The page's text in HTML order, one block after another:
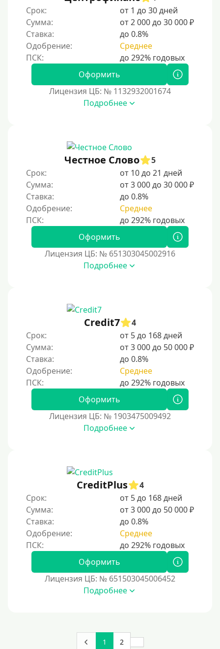
300000 руб
500000 руб
1000000 руб
Мини займы
На большую сумму
Банковские карты и платежные системы
С помощью системы Юнистрим
ВТБ
Виза (Visa)
Тинькофф
На карту Кукуруза
С помощью платформы Контакт (Contact)
С помощью системы быстрых платежей (СБП)
Способы получения
Без активации сервиса
Без участия банков
На сберкнижку
Без посещения офиса
В ломбарде
Роботы займов
Перевод средств на карту через Telegram
Бесплатное использование без списания средств с
карты.
Денежным переводом
На Яндекс Деньги
Срок:
от 1 до 30 дней
Сумма:
от 2 000 до 30 000 ₽
Ставка:
до 0.8%
Одобрение:
Среднее
Оформить
Лицензия ЦБ: № 1132932001674
Подробнее
Честное Слово
5
Срок:
от 10 до 21 дней
Сумма:
от 3 000 до 30 000 ₽
Ставка:
до 0.8%
Одобрение:
Среднее
Оформить
Лицензия ЦБ: № 651303045002916
Подробнее
Credit7
4
Срок:
от 5 до 168 дней
Сумма:
от 3 000 до 50 000 ₽
Ставка:
до 0.8%
Одобрение:
Среднее
Оформить
Лицензия ЦБ: № 1903475009492
Подробнее
CreditPlus
4
Срок:
от 5 до 168 дней
Сумма:
от 3 000 до 50 000 ₽
Ставка:
до 0.8%
Одобрение:
Среднее
Оформить
Лицензия ЦБ: № 651503045006452
Подробнее
1 2